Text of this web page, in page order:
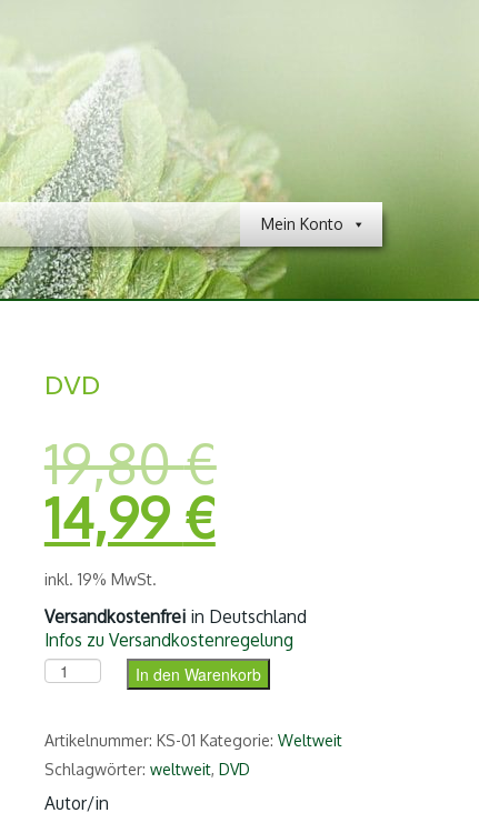
Mein Konto
DVD
19,80€
war:
19,80 €
14,99 €Aktueller
Preis
ist:
14,99 €.
inkl. 19% MwSt.
Versandkostenfreiin Deutschland
Infos zu Versandkostenregelung
Weltumradlung für jedermann (DVD) Menge
In den Warenkorb
Artikelnummer: KS-01 Kategorie: Weltweit
Schlagwörter: weltweit, DVD
Autor/in